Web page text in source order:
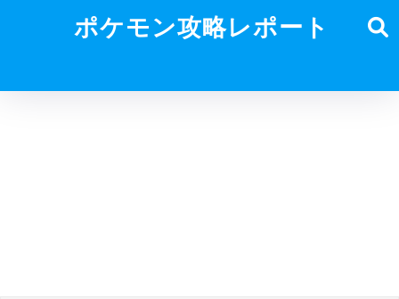
ポケモン攻略レポート